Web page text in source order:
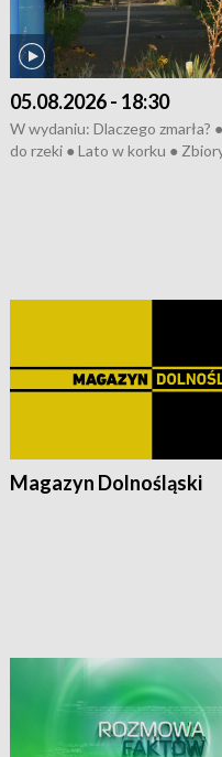
05.08.2026 - 18:30
W wydaniu: Dlaczego zmarła?
do rzeki ● Lato w korku ●
Magazyn Dolnośląski